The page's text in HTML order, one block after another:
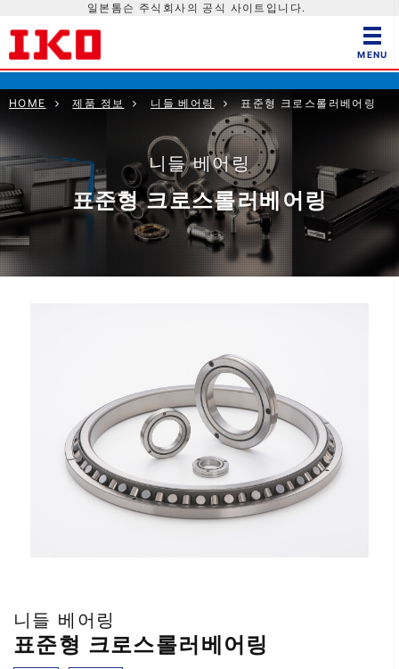
일본톰슨 주식회사의 공식 사이트입니다.
HOME 제품 정보 니들 베어링 표준형 크로스롤러베어링
니들 베어링
표준형 크로스롤러베어링
니들 베어링
표준형 크로스롤러베어링